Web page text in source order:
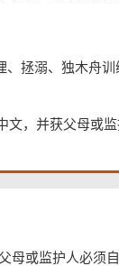
拯溺、独木舟
，并获父母或
母或监护人必须